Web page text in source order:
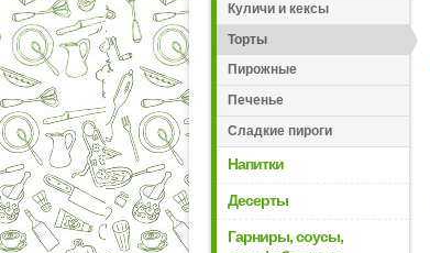
Куличи и кексы
Торты
Пирожные
Печенье
Сладкие пироги
Напитки
Десерты
Гарниры, соусы,